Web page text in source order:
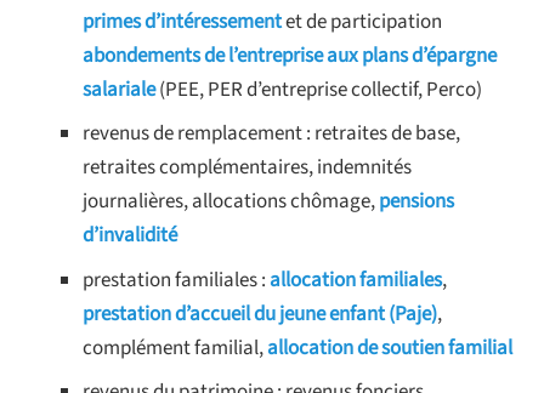
primes d’intéressementet de participation
abondements de l’entreprise aux plans d’épargne
salariale(PEE, PER d’entreprise collectif, Perco)
revenus de remplacement : retraites de base,
retraites complémentaires, indemnités
journalières, allocations chômage,pensions
d’invalidité
prestation familiales :allocation familiales,
prestation d’accueil du jeune enfant (Paje),
complément familial,allocation de soutien familial